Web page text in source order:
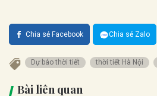
Chia sẻ Facebook Chia sẻ Zalo
Dự báo thời tiết thời tiết Hà Nội
Bài liên quan